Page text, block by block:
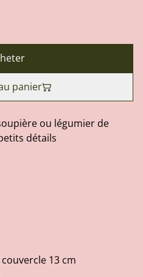
panier
ou légumier de
détails
13 cm